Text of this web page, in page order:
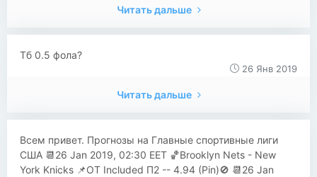
Читать дальше
Тб 0.5 фола?
26 Янв 2019
Читать дальше
Всем привет. Прогнозы на Главные спортивные лиги
США 📆26 Jan 2019, 02:30 EET 🏀Brooklyn Nets - New
York Knicks 📌OT Included П2 -- 4.94 (Pin)🚫 📆26 Jan